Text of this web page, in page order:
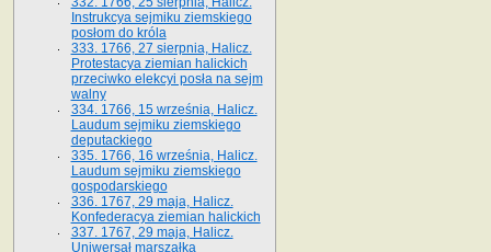
Instrukcya sejmiku ziemskiego
posłom do króla
333. 1766, 27 sierpnia, Halicz.
Protestacya ziemian halickich
przeciwko elekcyi posła na sejm
walny
334. 1766, 15 września, Halicz.
Laudum sejmiku ziemskiego
deputackiego
335. 1766, 16 września, Halicz.
Laudum sejmiku ziemskiego
gospodarskiego
336. 1767, 29 maja, Halicz.
Konfederacya ziemian halickich
337. 1767, 29 maja, Halicz.
Uniwersał marszałka